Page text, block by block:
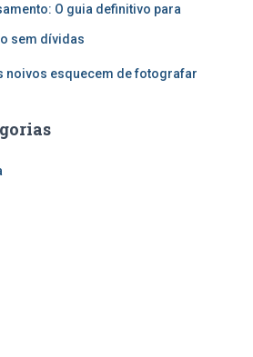
O guia definitivo para
sem dívidas
noivos esquecem de fotografar